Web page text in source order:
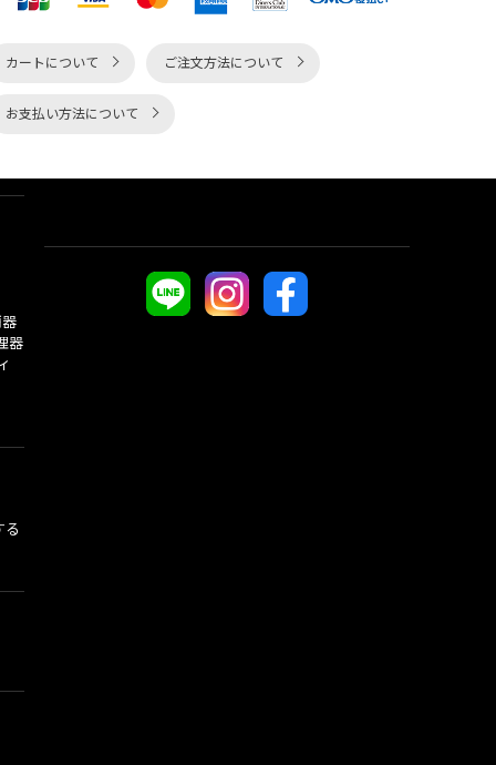
カートについて ご注文方法について
お支払い方法について
器
る